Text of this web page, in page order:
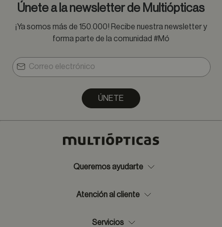
Únete a la newsletter de Multiópticas
¡Ya somos más de 150.000! Recibe nuestra newsletter y
forma parte de la comunidad #Mó
ÚNETE
Queremos ayudarte
Atención al cliente
Servicios